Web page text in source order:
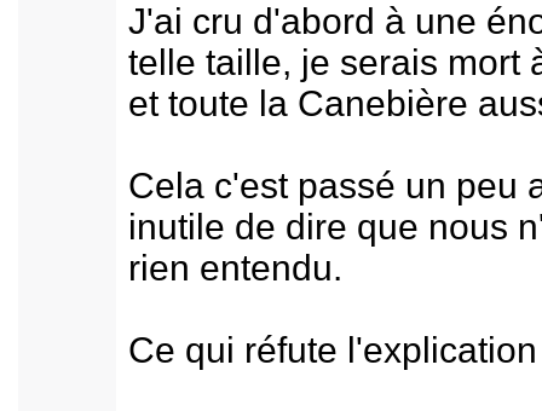
J'ai cru d'abord à une
telle taille, je serais mort
et toute la Canebière
Cela c'est passé un peu
inutile de dire que nous
rien entendu.
Ce qui réfute